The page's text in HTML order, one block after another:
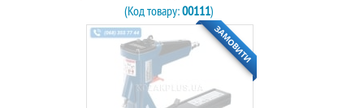
(Код товару:00111)
ЗАМОВИТИ